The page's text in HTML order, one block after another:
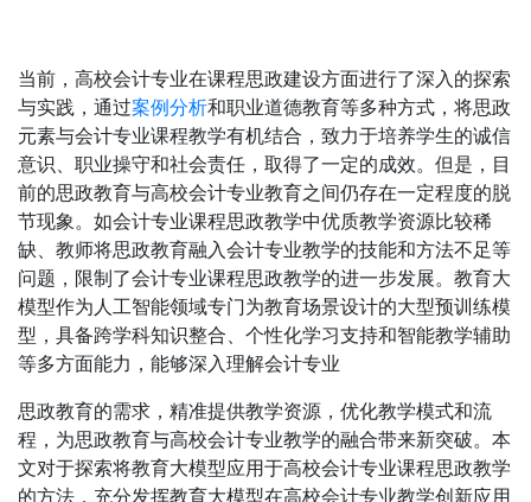
当前，高校会计专业在课程思政建设方面进行了深入的探索
与实践，通过案例分析和职业道德教育等多种方式，将思政
元素与会计专业课程教学有机结合，致力于培养学生的诚信
意识、职业操守和社会责任，取得了一定的成效。但是，目
前的思政教育与高校会计专业教育之间仍存在一定程度的脱
节现象。如会计专业课程思政教学中优质教学资源比较稀
缺、教师将思政教育融入会计专业教学的技能和方法不足等
问题，限制了会计专业课程思政教学的进一步发展。教育大
模型作为人工智能领域专门为教育场景设计的大型预训练模
型，具备跨学科知识整合、个性化学习支持和智能教学辅助
等多方面能力，能够深入理解会计专业
思政教育的需求，精准提供教学资源，优化教学模式和流
程，为思政教育与高校会计专业教学的融合带来新突破。本
文对于探索将教育大模型应用于高校会计专业课程思政教学
的方法，充分发挥教育大模型在高校会计专业教学创新应用